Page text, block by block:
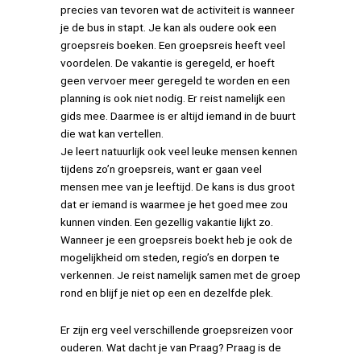
precies van tevoren wat de activiteit is wanneer
je de bus in stapt. Je kan als oudere ook een
groepsreis boeken. Een groepsreis heeft veel
voordelen. De vakantie is geregeld, er hoeft
geen vervoer meer geregeld te worden en een
planning is ook niet nodig. Er reist namelijk een
gids mee. Daarmee is er altijd iemand in de buurt
die wat kan vertellen.
Je leert natuurlijk ook veel leuke mensen kennen
tijdens zo’n groepsreis, want er gaan veel
mensen mee van je leeftijd. De kans is dus groot
dat er iemand is waarmee je het goed mee zou
kunnen vinden. Een gezellig vakantie lijkt zo.
Wanneer je een groepsreis boekt heb je ook de
mogelijkheid om steden, regio’s en dorpen te
verkennen. Je reist namelijk samen met de groep
rond en blijf je niet op een en dezelfde plek.
Er zijn erg veel verschillende groepsreizen voor
ouderen. Wat dacht je van Praag? Praag is de